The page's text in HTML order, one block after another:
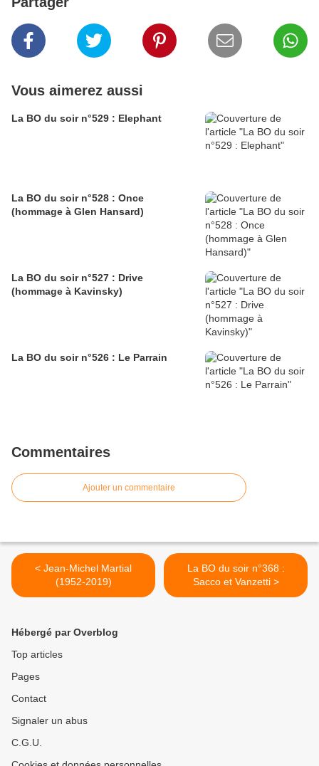
Vous aimerez aussi
La BO du soir n°529 : Elephant
La BO du soir n°528 : Once
(hommage à Glen Hansard)
La BO du soir n°527 : Drive
(hommage à Kavinsky)
La BO du soir n°526 : Le Parrain
Commentaires
Ajouter un commentaire
< Jean-Michel Martial
(1952-2019)
La BO du soir n°368 :
Sacco et Vanzetti >
Hébergé par Overblog
Top articles
Pages
Contact
Signaler un abus
C.G.U.